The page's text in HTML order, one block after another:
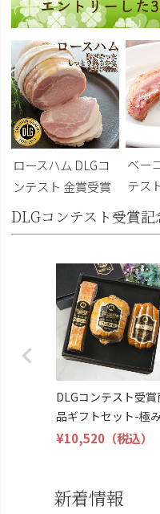
ロースハム DLGコ
ンテスト 金賞受賞
ベー
テス
DLGコンテスト受賞
DLGコンテスト受賞
品ギフトセット-極
¥10,520 （税込）
新着情報